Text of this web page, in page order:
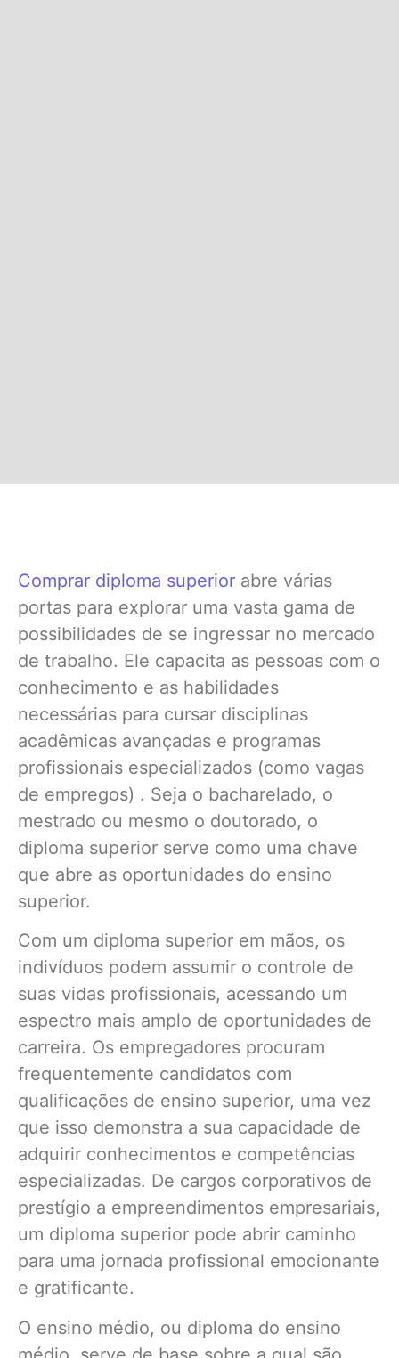
Comprar diploma superior abre várias
portas para explorar uma vasta gama de
possibilidades de se ingressar no mercado
de trabalho. Ele capacita as pessoas com o
conhecimento e as habilidades
necessárias para cursar disciplinas
acadêmicas avançadas e programas
profissionais especializados (como vagas
de empregos) . Seja o bacharelado, o
mestrado ou mesmo o doutorado, o
diploma superior serve como uma chave
que abre as oportunidades do ensino
superior.
Com um diploma superior em mãos, os
indivíduos podem assumir o controle de
suas vidas profissionais, acessando um
espectro mais amplo de oportunidades de
carreira. Os empregadores procuram
frequentemente candidatos com
qualificações de ensino superior, uma vez
que isso demonstra a sua capacidade de
adquirir conhecimentos e competências
especializadas. De cargos corporativos de
prestígio a empreendimentos empresariais,
um diploma superior pode abrir caminho
para uma jornada profissional emocionante
e gratificante.
O ensino médio, ou diploma do ensino